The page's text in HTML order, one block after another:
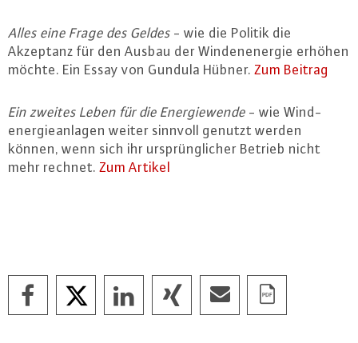
Alles eine Frage des Geldes - wie die Politik die
Akzeptanz für den Ausbau der Win­de­n­ener­gie erhöhen
möchte. Ein Essay von Gundula Hübner. Zum Beitrag
Ein zweites Leben für die En­er­gie­wen­de - wie Wind­
ener­gie­an­la­gen weiter sinnvoll genutzt werden
können, wenn sich ihr ur­sprüng­li­cher Betrieb nicht
mehr rechnet. Zum Artikel